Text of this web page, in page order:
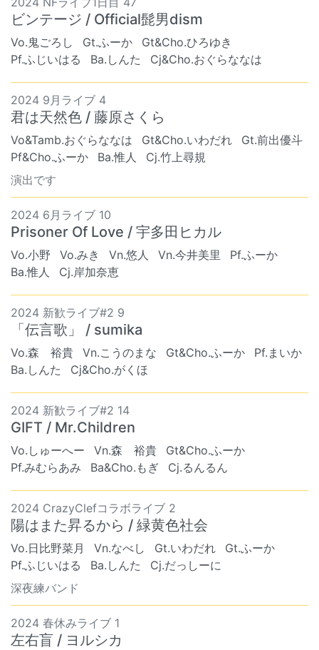
ビンテージ / Official髭男dism
Vo.鬼ごろし Gt.ふーか
Gt&Cho.ひろゆき
Pf.ふじいはる
Ba.しんた Cj&Cho.おぐらななは
2024 9月ライブ 4
君は天然色 / 藤原さくら
Vo&Tamb.おぐらななは Gt&Cho.いわだれ
Gt.前出優斗
Pf&Cho.ふーか
Ba.惟人
Cj.竹上尋規
演出です
2024 6月ライブ 10
Prisoner Of Love / 宇多田ヒカル
Vo.小野 Vo.みき Vn.悠人 Vn.今井美里
Pf.ふーか
Ba.惟人
Cj.岸加奈恵
2024 新歓ライブ#2 9
「伝言歌」 / sumika
Vo.森 裕貴 Vn.こうのまな Gt&Cho.ふーか
Pf.まいか
Ba.しんた
Cj&Cho.がくほ
2024 新歓ライブ#2 14
GIFT / Mr.Children
Vo.しゅーへー Vn.森 裕貴
Gt&Cho.ふーか
Pf.みむらあみ
Ba&Cho.もぎ Cj.るんるん
2024 CrazyClefコラボライブ 2
陽はまた昇るから / 緑黄色社会
Vo.日比野菜月 Vn.なべし Gt.いわだれ
Gt.ふーか
Pf.ふじいはる
Ba.しんた
Cj.だっしーに
深夜練バンド
2024 春休みライブ 1
左右盲 / ヨルシカ